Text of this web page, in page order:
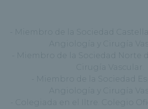
- Miembro de la Sociedad
Angiología y Cirugía
- Miembro de la Sociedad Norte
Cirugía Vascular.
- Miembro de la Sociedad
Angiología y Cirugía
- Colegiada en el Iltre. Colegio